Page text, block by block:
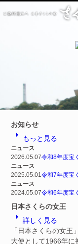
お知らせ
arrow_right もっと見る
ニュース
2026.05.07令和8年度宝
ニュース
2025.05.01令和7年度宝
ニュース
2024.05.07令和6年度宝
日本さくらの女王
arrow_right詳しく見る
「日本さくらの女
大使として1966年に